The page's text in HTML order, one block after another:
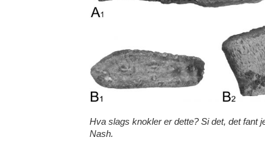
Hva slags knokler er dette? Si det, det fant
Nash.